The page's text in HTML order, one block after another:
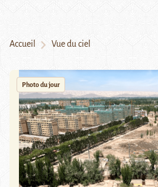
Accueil Vue du ciel
Photo du jour